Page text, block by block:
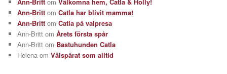
Ann-Britt omVälkomna hem, Catla & Holly!
Ann-Britt omCatla har blivit mamma!
Ann-Britt omCatla på valpresa
Ann-Britt omÅrets första spår
Ann-Britt om Bastuhunden Catla
Helena omVälspårat som alltid